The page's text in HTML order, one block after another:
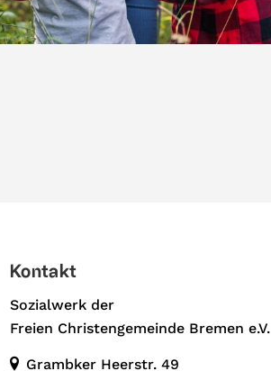
Kontakt
Sozialwerk der
Freien Christengemeinde Bremen e.V.
Grambker Heerstr. 49